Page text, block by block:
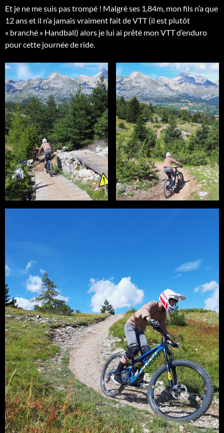
Et je ne me suis pas trompé ! Malgré ses 1,84m, mon fils n’a que
12 ans et il n’a jamais vraiment fait de VTT (il est plutôt
« branché » Handball) alors je lui ai prêté mon VTT d’enduro
pour cette journée de ride.